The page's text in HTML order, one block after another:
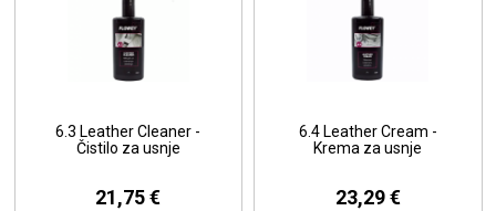
6.3 Leather Cleaner -
Čistilo za usnje
21,75 €
6.4 Leather Cream -
Krema za usnje
23,29 €